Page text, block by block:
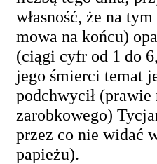
własność, że na
mowa na końcu)
(ciągi cyfr od 1 do
jego śmierci temat
podchwycił
zarobkowego)
przez co nie widać
papieżu).